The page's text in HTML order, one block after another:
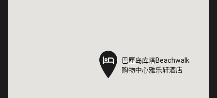
巴厘岛库塔Beachwalk
购物中心雅乐轩酒店
巴厘岛库塔Beachwalk
购物中心雅乐轩酒店